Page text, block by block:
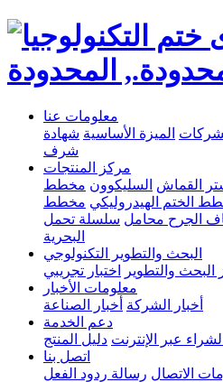
معلومات عنا
الميزة الأساسية شهادة
شرف
مركز المنتجات
القماش السليكوون مخطط
الختم الهيدروليكي مخطط
الجرح محامل سلسلة تحمل
البحرية
البحث والتطوير التكنولوجي
البحث والتطوير
اختبار تجريبي
معلومات الأخبار
أخبار الشركة أخبار الصناعة
دعم الخدمة
عبر الإنترنت دليل المنتج
اتصل بنا
الاتصال رسالة ردود الفعل